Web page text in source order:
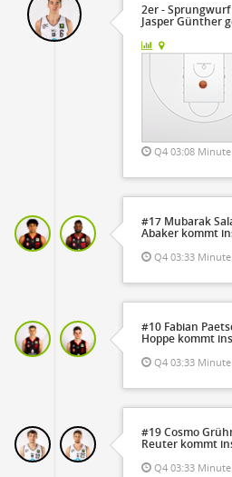
2er -
Jasper Günther
Q4 03:08 Minute
#17 Mubarak
Abaker kommt
Q4 03:33 Minute
#10 Fabian
Hoppe kommt
Q4 03:33 Minute
#19 Cosmo
Reuter kommt
Q4 03:33 Minute